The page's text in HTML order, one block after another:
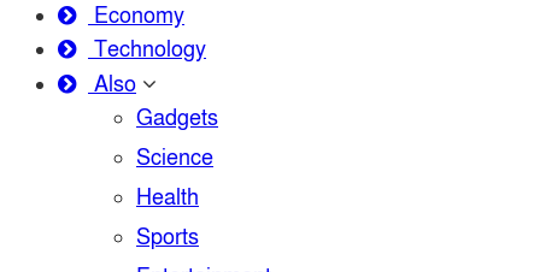
Economy
Technology
Also
Gadgets
Science
Health
Sports